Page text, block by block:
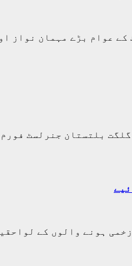
عوام بڑے مہمان نواز
بلتستان جنرلسٹ
ہونے والوں کے